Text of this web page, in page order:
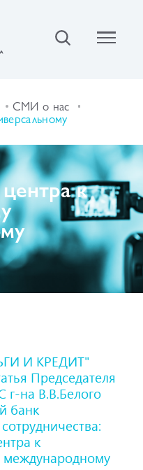
СМИ о нас
к
И КРЕДИТ"
Председателя
на В.В.Белого
банк
к
международному